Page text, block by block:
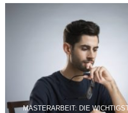
MASTERARBEIT: DIE